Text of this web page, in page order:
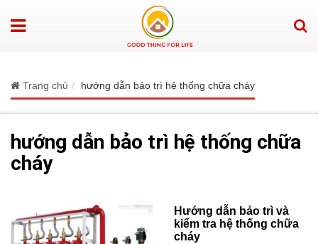
Trang chủ hướng dẫn bảo trì hệ thống chữa cháy
hướng dẫn bảo trì hệ thống chữa
cháy
Hướng dẫn bảo trì và
kiểm tra hệ thống chữa
cháy